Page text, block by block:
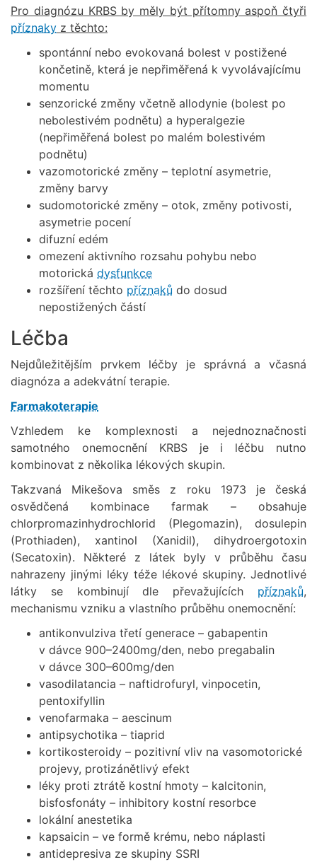
Pro diagnózu KRBS by měly být přítomny aspoň čtyři
příznaky z těchto:
spontánní nebo evokovaná bolest v postižené
končetině, která je nepřiměřená k vyvolávajícímu
momentu
senzorické změny včetně allodynie (bolest po
nebolestivém podnětu) a hyperalgezie
(nepřiměřená bolest po malém bolestivém
podnětu)
vazomotorické změny – teplotní asymetrie,
změny barvy
sudomotorické změny – otok, změny potivosti,
asymetrie pocení
difuzní edém
omezení aktivního rozsahu pohybu nebo
motorická dysfunkce
rozšíření těchto příznaků do dosud
nepostižených částí
Léčba
Nejdůležitějším prvkem léčby je správná a včasná
diagnóza a adekvátní terapie.
Farmakoterapie
Vzhledem ke komplexnosti a nejednoznačnosti
samotného onemocnění KRBS je i léčbu nutno
kombinovat z několika lékových skupin.
Takzvaná Mikešova směs z roku 1973 je česká
osvědčená kombinace farmak – obsahuje
chlorpromazinhydrochlorid (Plegomazin), dosulepin
(Prothiaden), xantinol (Xanidil), dihydroergotoxin
(Secatoxin). Některé z látek byly v průběhu času
nahrazeny jinými léky téže lékové skupiny. Jednotlivé
látky se kombinují dle převažujících příznaků,
mechanismu vzniku a vlastního průběhu onemocnění:
antikonvulziva třetí generace – gabapentin
v dávce 900–2400mg/den, nebo pregabalin
v dávce 300–600mg/den
vasodilatancia – naftidrofuryl, vinpocetin,
pentoxifyllin
venofarmaka – aescinum
antipsychotika – tiaprid
kortikosteroidy – pozitivní vliv na vasomotorické
projevy, protizánětlivý efekt
léky proti ztrátě kostní hmoty – kalcitonin,
bisfosfonáty – inhibitory kostní resorbce
lokální anestetika
kapsaicin – ve formě krému, nebo náplasti
antidepresiva ze skupiny SSRI